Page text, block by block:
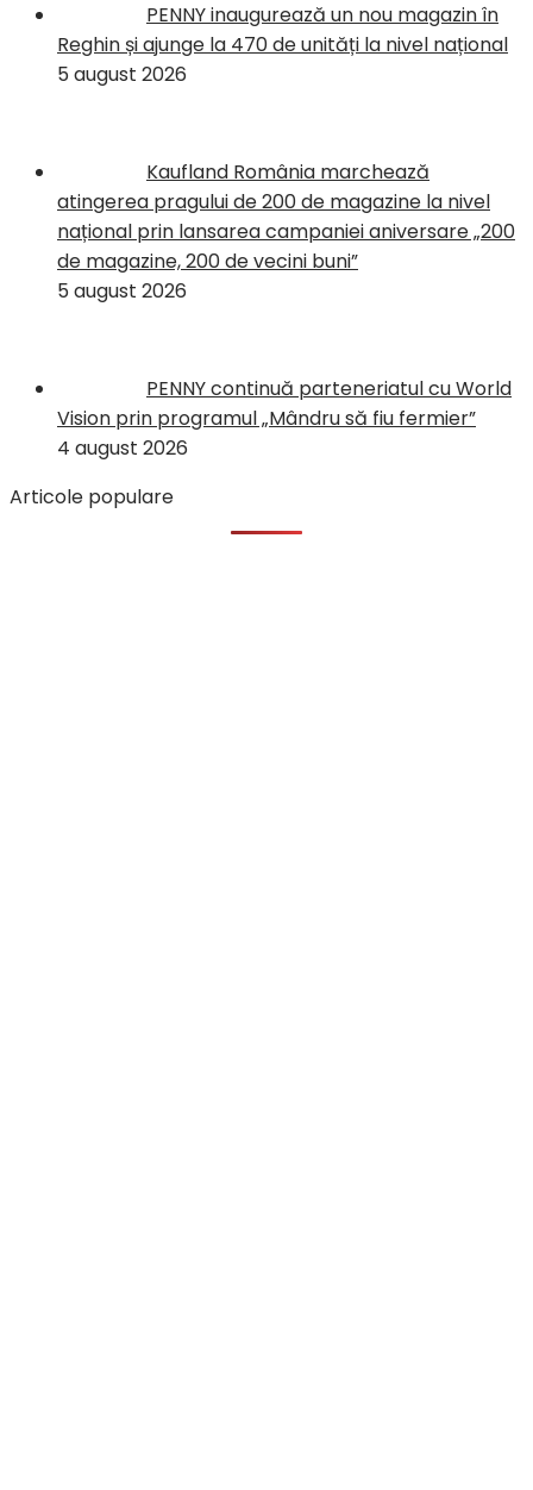
PENNY inaugurează un nou magazin în
Reghin și ajunge la 470 de unități la nivel național
5 august 2026
Kaufland România marchează
atingerea pragului de 200 de magazine la nivel
național prin lansarea campaniei aniversare „200
de magazine, 200 de vecini buni”
5 august 2026
PENNY continuă parteneriatul cu World
Vision prin programul „Mândru să fiu fermier”
4 august 2026
Articole populare